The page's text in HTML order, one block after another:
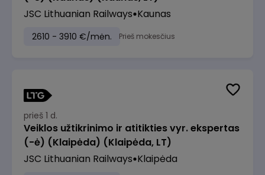
JSC Lithuanian Railways Kaunas
2610 - 3910 €/mėn. Prieš mokesčius
prieš 1 d.
Veiklos užtikrinimo ir atitikties vyr. ekspertas
(-ė) (Klaipėda) (Klaipėda, LT)
JSC Lithuanian Railways Klaipėda